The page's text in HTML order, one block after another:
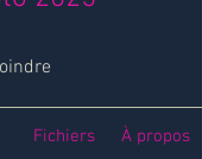
Fichiers À propos